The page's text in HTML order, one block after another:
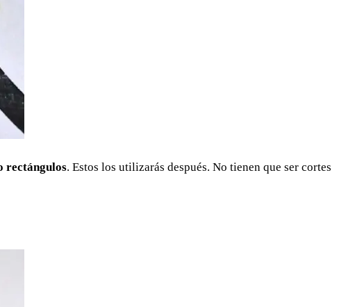
rectángulos. Estos los utilizarás después. No tienen que ser cortes